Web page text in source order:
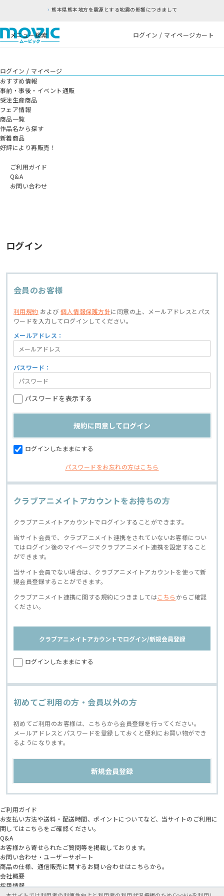
熊本県熊本地方を震源とする地震の影響につきまして
メニュー検索 ログイン / マイページカート
ログイン / マイページ
おすすめ情報
事前・事後・イベント通販
受注生産商品
フェア情報
商品一覧
作品名から探す
新着商品
好評により再販売！
ご利用ガイド
Q&A
お問い合わせ
ログイン
会員のお客様
利用規約 および個人情報保護方針に同意の上、
メールアドレスとパス
ワードを入力してログインしてください。
メールアドレス：
パスワード：
パスワードを表示する
ログインしたままにする
パスワードをお忘れの方はこちら
クラブアニメイトアカウントをお持ちの方
クラブアニメイトアカウントでログインすることができます。
当サイト会員で、クラブアニメイト連携をされていないお客様につい
てはログイン後のマイページでクラブアニメイト連携を設定すること
ができます。
当サイト会員でない場合は、クラブアニメイトアカウントを使って新
規会員登録することができます。
クラブアニメイト連携に関する規約につきましてはこちら からご確認
ください。
クラブアニメイトアカウントでログイン/新規会員登録
ログインしたままにする
初めてご利用の方・会員以外の方
初めてご利用のお客様は、こちらから会員登録を行ってください。
メールアドレスとパスワードを登録しておくと便利にお買い物ができ
るようになります。
ご利用ガイド
お支払い方法や送料・配送時間、ポイントについてなど、当サイトのご利用に
関してはこちらをご確認ください。
Q&A
お客様から寄せられたご質問等を掲載しております。
お問い合わせ・ユーザーサポート
商品の仕様、通信販売に関するお問い合わせはこちらから。
会社概要
採用情報